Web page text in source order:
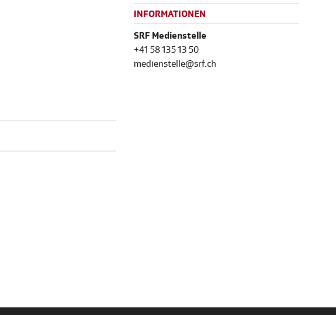
INFORMATIONEN
SRF Medienstelle
+41 58 135 13 50
medienstelle@srf.ch